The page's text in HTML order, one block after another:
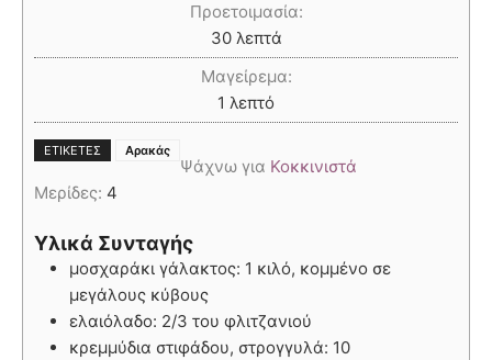
Προετοιμασία:
30 λεπτά
Μαγείρεμα:
1 λεπτό
ΕΤΙΚΈΤΕΣ Αρακάς
Ψάχνω για Κοκκινιστά
Μερίδες: 4
Υλικά Συνταγής
μοσχαράκι γάλακτος: 1 κιλό, κομμένο σε
μεγάλους κύβους
ελαιόλαδο: 2/3 του φλιτζανιού
κρεμμύδια στιφάδου, στρογγυλά: 10